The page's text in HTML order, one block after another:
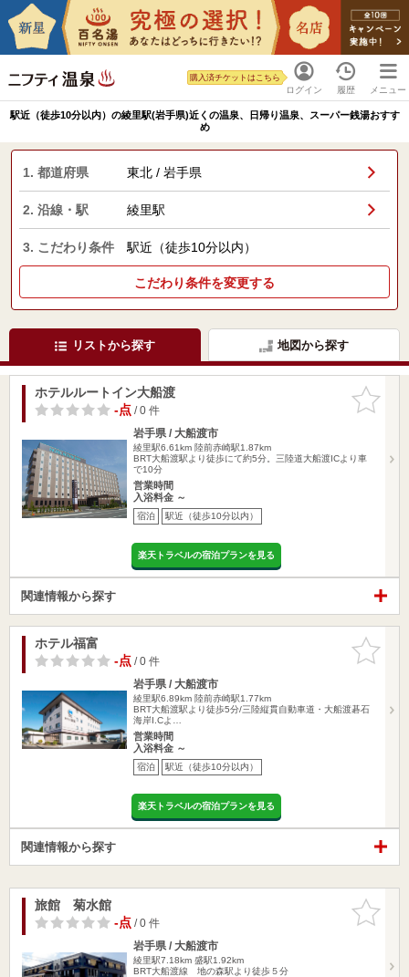
ログイン
購入済チケットはこちら
履歴 メニュー
駅近（徒歩10分以内）の綾里駅(岩手県)近くの温泉、日帰り温泉、スーパー銭湯おすす
め
1. 都道府県 東北 / 岩手県
2. 沿線・駅 綾里駅
3. こだわり条件 駅近（徒歩10分以内）
こだわり条件を変更する
リストから探す 地図から探す
お気に入
りに追加
ホテルルートイン大船渡
-点/ 0 件
岩手県 / 大船渡市
綾里駅6.61km 陸前赤崎駅1.87km
BRT大船渡駅より徒歩にて約5分。三陸道大船渡ICより車
で10分
営業時間
入浴料金 ～
宿泊 駅近（徒歩10分以内）
楽天トラベルの宿泊プランを見る
関連情報から探す
お気に入
りに追加
ホテル福富
-点/ 0 件
岩手県 / 大船渡市
綾里駅6.89km 陸前赤崎駅1.77km
BRT大船渡駅より徒歩5分/三陸縦貫自動車道・大船渡碁石
海岸I.Cよ…
営業時間
入浴料金 ～
宿泊 駅近（徒歩10分以内）
楽天トラベルの宿泊プランを見る
関連情報から探す
お気に入
りに追加
旅館 菊水館
-点/ 0 件
岩手県 / 大船渡市
綾里駅7.18km 盛駅1.92km
BRT大船渡線 地の森駅より徒歩５分